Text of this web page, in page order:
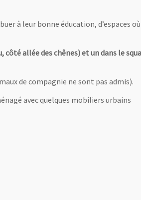
à leur bonne éducation, d’espaces
allée des chênes) et un dans le
de compagnie ne sont pas admis).
avec quelques mobiliers urbains